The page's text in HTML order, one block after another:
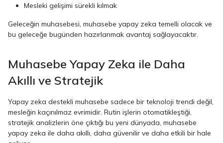
Mesleki gelişimi sürekli kılmak
Geleceğin muhasebesi, muhasebe yapay zeka temelli olacak ve
bu geleceğe bugünden hazırlanmak avantaj sağlayacaktır.
Muhasebe Yapay Zeka ile Daha
Akıllı ve Stratejik
Yapay zeka destekli muhasebe sadece bir teknoloji trendi değil,
mesleğin kaçınılmaz evrimidir. Rutin işlerin otomatikleştiği,
stratejik analizlerin öne çıktığı bu yeni dünyada, muhasebe
yapay zeka ile daha akıllı, daha güvenilir ve daha etkili bir hale